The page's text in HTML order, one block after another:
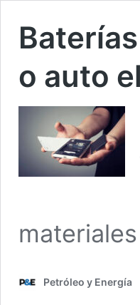
o auto
Petróleo y Energía